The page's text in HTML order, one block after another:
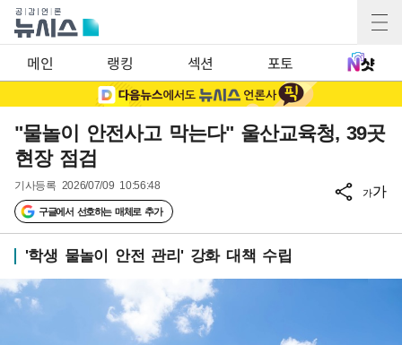
메인 랭킹 섹션 포토
"물놀이 안전사고 막는다" 울산교육청, 39곳
현장 점검
기사등록 2026/07/09 10:56:48
구글에서 선호하는 매체로 추가
가가
'학생 물놀이 안전 관리' 강화 대책 수립